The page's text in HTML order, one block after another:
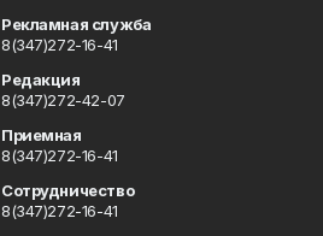
Рекламная служба
8(347)272-16-41
Редакция
8(347)272-42-07
Приемная
8(347)272-16-41
Сотрудничество
8(347)272-16-41